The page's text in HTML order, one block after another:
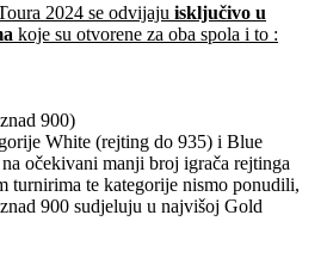
2024 se odvijaju isključivo u
koje su otvorene za oba spola i to :
900)
White (rejting do 935) i Blue
očekivani manji broj igrača rejtinga
turnirima te kategorije nismo ponudili,
900 sudjeluju u najvišoj Gold